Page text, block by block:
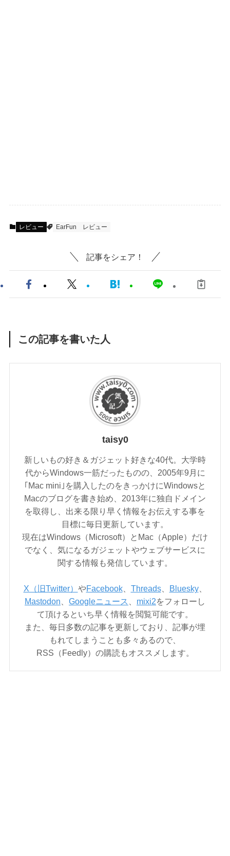
レビュー EarFun レビュー
記事をシェア！
この記事を書いた人
taisy0
新しいもの好き＆ガジェット好きな40代。大学時
代からWindows一筋だったものの、2005年9月に
｢Mac mini｣を購入したのをきっかけにWindowsと
Macのブログを書き始め、2013年に独自ドメイン
を取得し、出来る限り早く情報をお伝えする事を
目標に毎日更新しています。
現在はWindows（Microsoft）とMac（Apple）だけ
でなく、気になるガジェットやウェブサービスに
関する情報も発信しています。
X（旧Twitter） やFacebook、 Threads、 Bluesky、
Mastodon
Googleニュース mixi2をフォローし
て頂けるといち早く情報を閲覧可能です。
また、毎日多数の記事を更新しており、記事が埋
もれてしまうことも多々あるので、
RSS（Feedly）の購読もオススメします。